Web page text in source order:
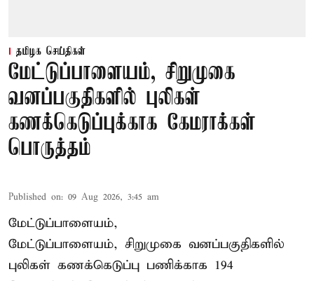
தமிழக செய்திகள்
மேட்டுப்பாளையம், சிறுமுகை
வனப்பகுதிகளில் புலிகள்
கணக்கெடுப்புக்காக கேமராக்கள்
பொருத்தம்
Published on: 09 Aug 2026, 3:45 am
மேட்டுப்பாளையம்,
மேட்டுப்பாளையம், சிறுமுகை வனப்பகுதிகளில்
புலிகள் கணக்கெடுப்பு பணிக்காக 194